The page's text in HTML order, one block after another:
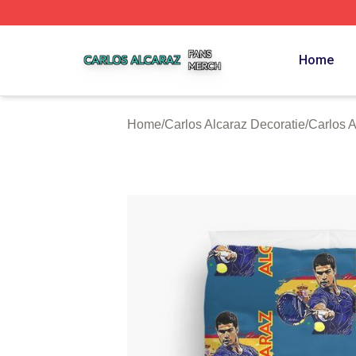
Home
Home/Carlos Alcaraz Decoratie/Carlos